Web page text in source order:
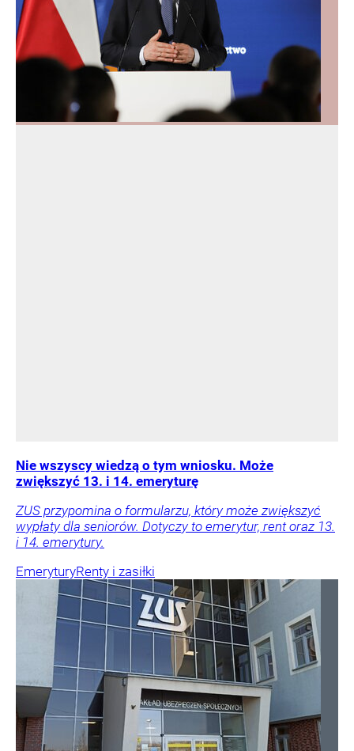
Nie wszyscy wiedzą o tym wniosku. Może
zwiększyć 13. i 14. emeryturę
ZUS przypomina o formularzu, który może zwiększyć
wypłaty dla seniorów. Dotyczy to emerytur, rent oraz 13.
i 14. emerytury.
EmeryturyRenty i zasiłki